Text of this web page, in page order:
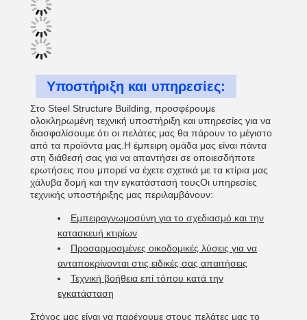
Υποστήριξη και υπηρεσίες:
Στο Steel Structure Building, προσφέρουμε
ολοκληρωμένη τεχνική υποστήριξη και υπηρεσίες για να
διασφαλίσουμε ότι οι πελάτες μας θα πάρουν το μέγιστο
από τα προϊόντα μας.Η έμπειρη ομάδα μας είναι πάντα
στη διάθεσή σας για να απαντήσει σε οποιεσδήποτε
ερωτήσεις που μπορεί να έχετε σχετικά με τα κτίρια μας
χάλυβα δομή και την εγκατάστασή τουςΟι υπηρεσίες
τεχνικής υποστήριξης μας περιλαμβάνουν:
Εμπειρογνωμοσύνη για το σχεδιασμό και την
κατασκευή κτιρίων
Προσαρμοσμένες οικοδομικές λύσεις για να
ανταποκρίνονται στις ειδικές σας απαιτήσεις
Τεχνική βοήθεια επί τόπου κατά την
εγκατάσταση
Στόχος μας είναι να παρέχουμε στους πελάτες μας το